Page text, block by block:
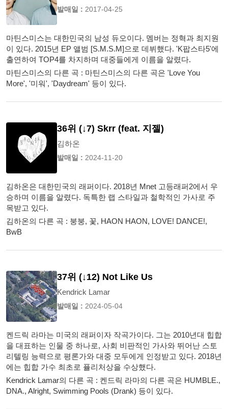
발매일 : 2017-04-25
마틴스미스는 대한민국의 남성 듀오이다. 멤버는 정혁과 최지원
이 있다. 2015년 EP 앨범 [S.M.S.M]으로 데뷔했다. 'K팝스타5'에
출연하여 TOP4를 차지하며 대중들에게 이름을 알렸다.
마틴스미스의 다른 곡 : 마틴스미스의 다른 곡은 'Love You
More', '미워', 'Daydream' 등이 있다.
36위 (↓7) Skrr (feat. 지젤)
김하온
발매일 : 2024-11-20
김하온은 대한민국의 래퍼이다. 2018년 Mnet 고등래퍼2에서 우
승하며 이름을 알렸다. 독특한 랩 스타일과 철학적인 가사로 주
목받고 있다.
김하온의 다른 곡 : 붕붕, 꽃, HAON HAON, LOVE! DANCE!,
BwB
37위 (↓12) Not Like Us
Kendrick Lamar
발매일 : 2024-05-04
켄드릭 라마는 미국의 래퍼이자 작곡가이다. 그는 2010년대 힙합
을 대표하는 인물 중 하나로, 사회 비판적인 가사와 뛰어난 스토
리텔링 능력으로 평론가와 대중 모두에게 인정받고 있다. 2018년
에는 힙합 가수 최초로 퓰리처상을 수상했다.
Kendrick Lamar의 다른 곡 : 켄드릭 라마의 다른 곡은 HUMBLE.,
DNA., Alright, Swimming Pools (Drank) 등이 있다.